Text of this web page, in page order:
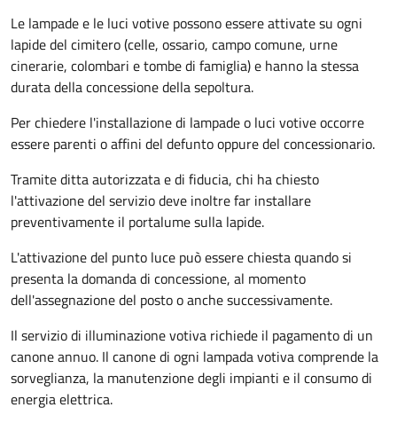
Le lampade e le luci votive possono essere attivate su ogni
lapide del cimitero (celle, ossario, campo comune, urne
cinerarie, colombari e tombe di famiglia) e hanno la stessa
durata della concessione della sepoltura.
Per chiedere l'installazione di lampade o luci votive occorre
essere parenti o affini del defunto oppure del concessionario.
Tramite ditta autorizzata e di fiducia, chi ha chiesto
l'attivazione del servizio deve inoltre far installare
preventivamente il portalume sulla lapide.
L'attivazione del punto luce può essere chiesta quando si
presenta la domanda di concessione, al momento
dell'assegnazione del posto o anche successivamente.
Il servizio di illuminazione votiva richiede il pagamento di un
canone annuo. Il canone di ogni lampada votiva comprende la
sorveglianza, la manutenzione degli impianti e il consumo di
energia elettrica.